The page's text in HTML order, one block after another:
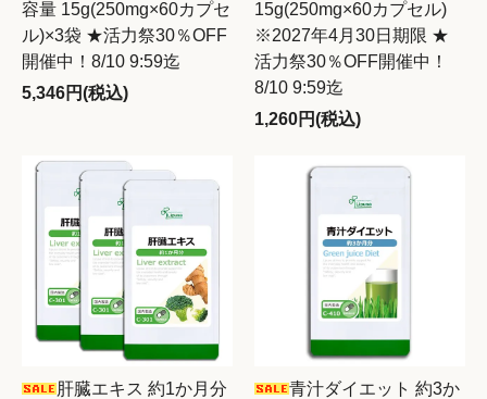
容量 15g(250mg×60カプセ
ル)×3袋 ★活力祭30％OFF
開催中！8/10 9:59迄
5,346円(税込)
15g(250mg×60カプセル)
※2027年4月30日期限 ★
活力祭30％OFF開催中！
8/10 9:59迄
1,260円(税込)
肝臓エキス 約1か月分
青汁ダイエット 約3か